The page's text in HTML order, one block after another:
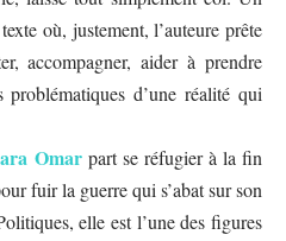
où, justement, l’auteure prête
accompagner, aider à prendre
d’une réalité qui
Omar part se réfugier à la fin
fuir la guerre qui s’abat sur son
elle est l’une des figures